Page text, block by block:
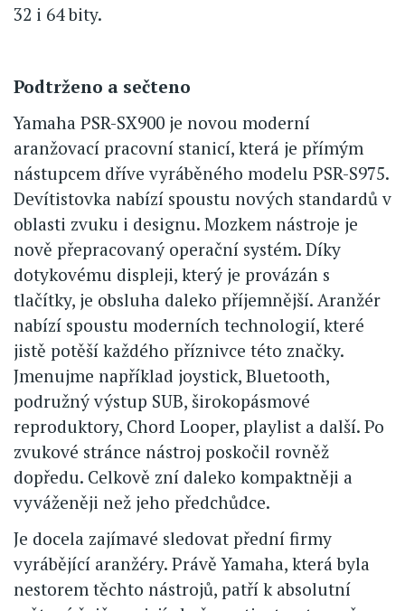
32 i 64 bity.
Podtrženo a sečteno
Yamaha PSR-SX900 je novou moderní
aranžovací pracovní stanicí, která je přímým
nástupcem dříve vyráběného modelu PSR-S975.
Devítistovka nabízí spoustu nových standardů v
oblasti zvuku i designu. Mozkem nástroje je
nově přepracovaný operační systém. Díky
dotykovému displeji, který je provázán s
tlačítky, je obsluha daleko příjemnější. Aranžér
nabízí spoustu moderních technologií, které
jistě potěší každého příznivce této značky.
Jmenujme například joystick, Bluetooth,
podružný výstup SUB, širokopásmové
reproduktory, Chord Looper, playlist a další. Po
zvukové stránce nástroj poskočil rovněž
dopředu. Celkově zní daleko kompaktněji a
vyváženěji než jeho předchůdce.
Je docela zajímavé sledovat přední firmy
vyrábějící aranžéry. Právě Yamaha, která byla
nestorem těchto nástrojů, patří k absolutní